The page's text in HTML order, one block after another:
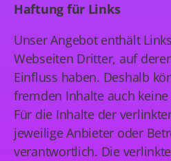
Haftung für Links
Unser Angebot enthält
Webseiten Dritter, auf
Einfluss haben. Deshalb
fremden Inhalte auch
Für die Inhalte der
jeweilige Anbieter oder
verantwortlich. Die